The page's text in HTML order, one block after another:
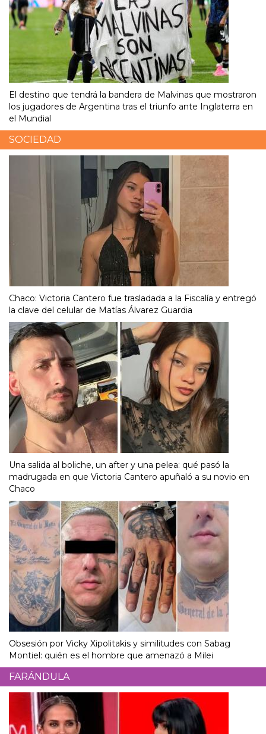
El destino que tendrá la bandera de Malvinas que mostraron
los jugadores de Argentina tras el triunfo ante Inglaterra en
el Mundial
SOCIEDAD
Chaco: Victoria Cantero fue trasladada a la Fiscalía y entregó
la clave del celular de Matías Álvarez Guardia
Una salida al boliche, un after y una pelea: qué pasó la
madrugada en que Victoria Cantero apuñaló a su novio en
Chaco
Obsesión por Vicky Xipolitakis y similitudes con Sabag
Montiel: quién es el hombre que amenazó a Milei
FARÁNDULA